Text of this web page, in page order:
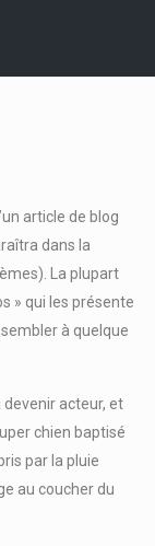
article de blog
dans la
La plupart
» qui les présente
à quelque
devenir acteur, et
chien baptisé
par la pluie
au coucher du